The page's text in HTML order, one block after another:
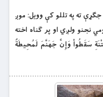
جګړې ته په تللو کې وويل: موږ
نجنو ولږي او پر ګناه اخته
سَقَطُواْ وَإِنَّ جَهَنَّمَ لَمُحِيطَةٌ